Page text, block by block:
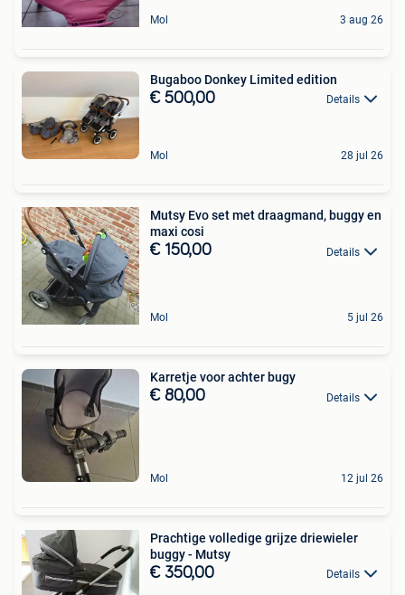
Mol 3 aug 26
Bugaboo Donkey Limited edition
€ 500,00 Details
Mol 28 jul 26
Mutsy Evo set met draagmand, buggy en
maxi cosi
€ 150,00 Details
Mol 5 jul 26
Karretje voor achter bugy
€ 80,00 Details
Mol 12 jul 26
Prachtige volledige grijze driewieler
buggy - Mutsy
€ 350,00 Details